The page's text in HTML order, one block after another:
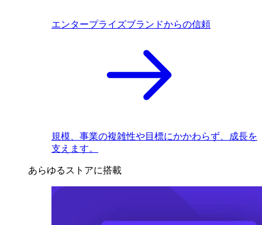
エンタープライズブランドからの信頼
規模、事業の複雑性や目標にかかわらず、成長を
支えます。
あらゆるストアに搭載